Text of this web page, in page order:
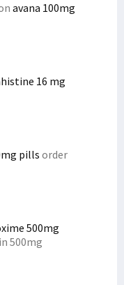
avana 100mg
16 mg
pills order
500mg
500mg